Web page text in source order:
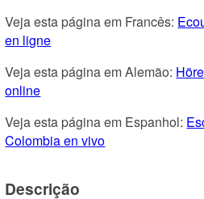
Veja esta página em Francês:
en ligne
Veja esta página em Alemão:
online
Veja esta página em Espanhol:
Colombia en vivo
Descrição